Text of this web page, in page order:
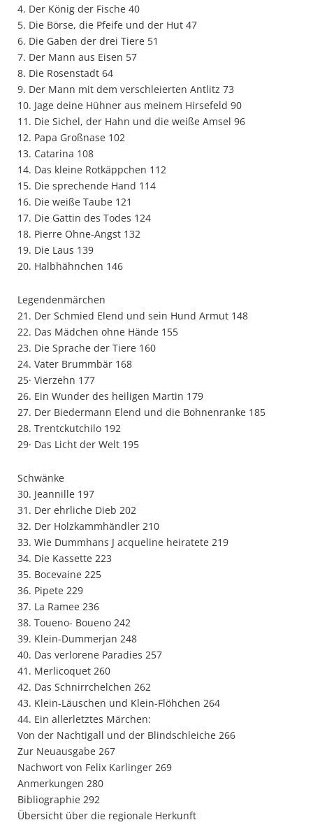
4. Der König der Fische 40
5. Die Börse, die Pfeife und der Hut 47
6. Die Gaben der drei Tiere 51
7. Der Mann aus Eisen 57
8. Die Rosenstadt 64
9. Der Mann mit dem verschleierten Antlitz 73
10. Jage deine Hühner aus meinem Hirsefeld 90
11. Die Sichel, der Hahn und die weiße Amsel 96
12. Papa Großnase 102
13. Catarina 108
14. Das kleine Rotkäppchen 112
15. Die sprechende Hand 114
16. Die weiße Taube 121
17. Die Gattin des Todes 124
18. Pierre Ohne-Angst 132
19. Die Laus 139
20. Halbhähnchen 146
Legendenmärchen
21. Der Schmied Elend und sein Hund Armut 148
22. Das Mädchen ohne Hände 155
23. Die Sprache der Tiere 160
24. Vater Brummbär 168
25· Vierzehn 177
26. Ein Wunder des heiligen Martin 179
27. Der Biedermann Elend und die Bohnenranke 185
28. Trentckutchilo 192
29· Das Licht der Welt 195
Schwänke
30. Jeannille 197
31. Der ehrliche Dieb 202
32. Der Holzkammhändler 210
33. Wie Dummhans J acqueline heiratete 219
34. Die Kassette 223
35. Bocevaine 225
36. Pipete 229
37. La Ramee 236
38. Toueno- Boueno 242
39. Klein-Dummerjan 248
40. Das verlorene Paradies 257
41. Merlicoquet 260
42. Das Schnirrchelchen 262
43. Klein-Läuschen und Klein-Flöhchen 264
44. Ein allerletztes Märchen:
Von der Nachtigall und der Blindschleiche 266
Zur Neuausgabe 267
Nachwort von Felix Karlinger 269
Anmerkungen 280
Bibliographie 292
Übersicht über die regionale Herkunft